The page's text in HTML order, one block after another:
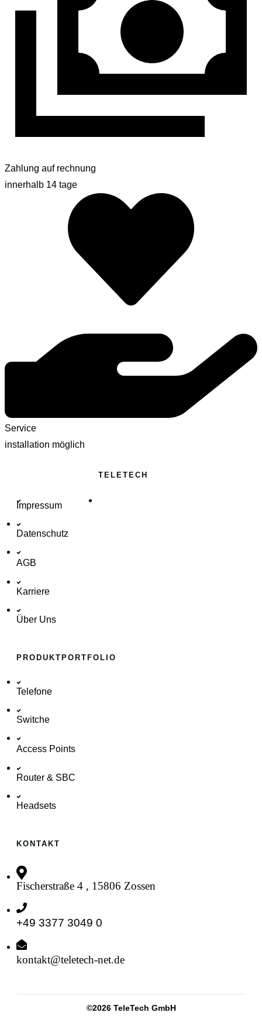
Zahlung auf rechnung
innerhalb 14 tage
Service
installation möglich
TELETECH
Impressum
Datenschutz
AGB
Karriere
Über Uns
PRODUKTPORTFOLIO
Telefone
Switche
Access Points
Router & SBC
Headsets
KONTAKT
Fischerstraße 4 , 15806 Zossen
+49 3377 3049 0
kontakt@teletech-net.de
©2026 TeleTech GmbH